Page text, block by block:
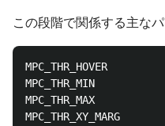
この段階で関係する主な
MPC_THR_HOVER
MPC_THR_MIN
MPC_THR_MAX
MPC_THR_XY_MARG